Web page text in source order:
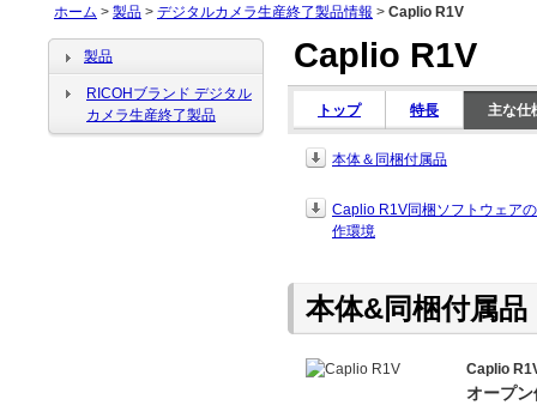
ホーム > 製品 > デジタルカメラ生産終了製品情報 > Caplio R1V
Caplio R1V
トップ 特長 主な仕
本体＆同梱付属品
Caplio R1V同梱ソフトウェア
作環境
本体&同梱付属品
Caplio
オープン
製品
RICOHブランド デジタル
カメラ生産終了製品